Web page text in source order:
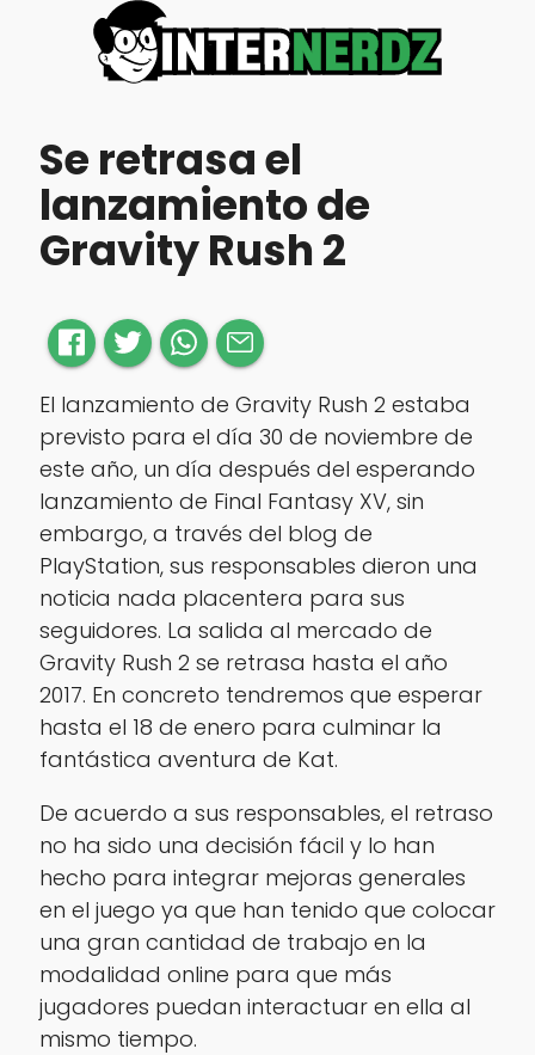
Se retrasa el
lanzamiento de
Gravity Rush 2
El lanzamiento de Gravity Rush 2 estaba
previsto para el día 30 de noviembre de
este año, un día después del esperando
lanzamiento de Final Fantasy XV, sin
embargo, a través del blog de
PlayStation, sus responsables dieron una
noticia nada placentera para sus
seguidores. La salida al mercado de
Gravity Rush 2 se retrasa hasta el año
2017. En concreto tendremos que esperar
hasta el 18 de enero para culminar la
fantástica aventura de Kat.
De acuerdo a sus responsables, el retraso
no ha sido una decisión fácil y lo han
hecho para integrar mejoras generales
en el juego ya que han tenido que colocar
una gran cantidad de trabajo en la
modalidad online para que más
jugadores puedan interactuar en ella al
mismo tiempo.